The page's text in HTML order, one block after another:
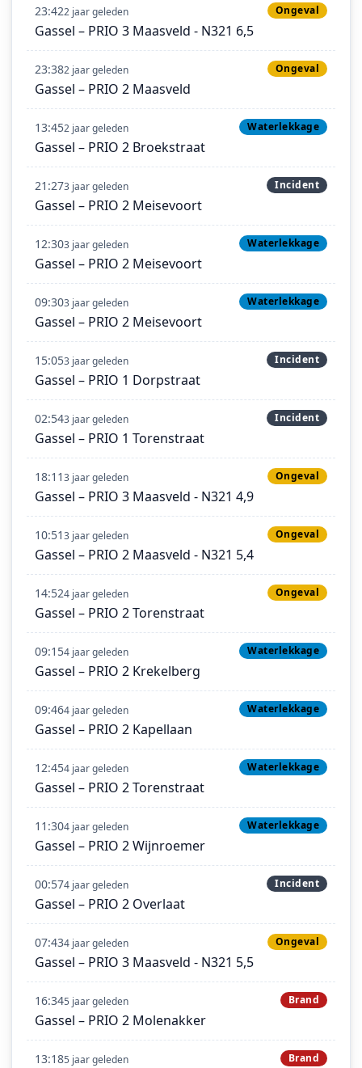
23:422 jaar geleden Ongeval
Gassel – PRIO 3 Maasveld - N321 6,5
23:382 jaar geleden Ongeval
Gassel – PRIO 2 Maasveld
13:452 jaar geleden Waterlekkage
Gassel – PRIO 2 Broekstraat
21:273 jaar geleden Incident
Gassel – PRIO 2 Meisevoort
12:303 jaar geleden Waterlekkage
Gassel – PRIO 2 Meisevoort
09:303 jaar geleden Waterlekkage
Gassel – PRIO 2 Meisevoort
15:053 jaar geleden Incident
Gassel – PRIO 1 Dorpstraat
02:543 jaar geleden Incident
Gassel – PRIO 1 Torenstraat
18:113 jaar geleden Ongeval
Gassel – PRIO 3 Maasveld - N321 4,9
10:513 jaar geleden Ongeval
Gassel – PRIO 2 Maasveld - N321 5,4
14:524 jaar geleden Ongeval
Gassel – PRIO 2 Torenstraat
09:154 jaar geleden Waterlekkage
Gassel – PRIO 2 Krekelberg
09:464 jaar geleden Waterlekkage
Gassel – PRIO 2 Kapellaan
12:454 jaar geleden Waterlekkage
Gassel – PRIO 2 Torenstraat
11:304 jaar geleden Waterlekkage
Gassel – PRIO 2 Wijnroemer
00:574 jaar geleden Incident
Gassel – PRIO 2 Overlaat
07:434 jaar geleden Ongeval
Gassel – PRIO 3 Maasveld - N321 5,5
16:345 jaar geleden Brand
Gassel – PRIO 2 Molenakker
13:185 jaar geleden Brand